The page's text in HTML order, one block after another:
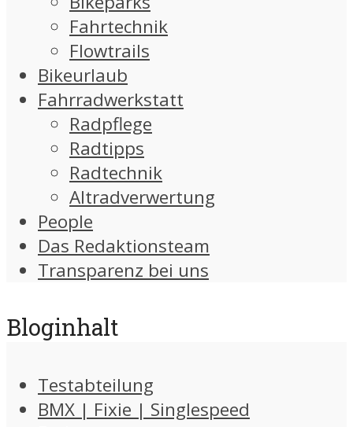
Fahrtechnik
Flowtrails
Bikeurlaub
Fahrradwerkstatt
Radpflege
Radtipps
Radtechnik
Altradverwertung
People
Das Redaktionsteam
Transparenz bei uns
Bloginhalt
Testabteilung
BMX | Fixie | Singlespeed